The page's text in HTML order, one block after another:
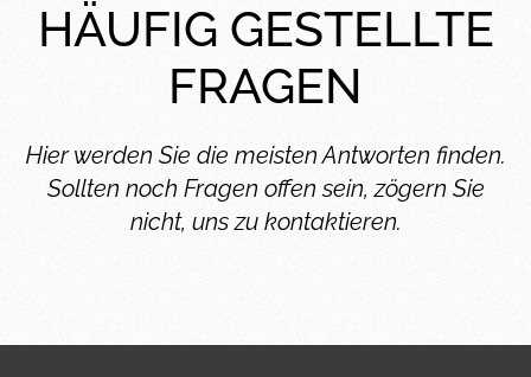
HÄUFIG GESTELLTE
FRAGEN
Hier werden Sie die meisten Antworten finden.
Sollten noch Fragen offen sein, zögern Sie
nicht, uns zu kontaktieren.